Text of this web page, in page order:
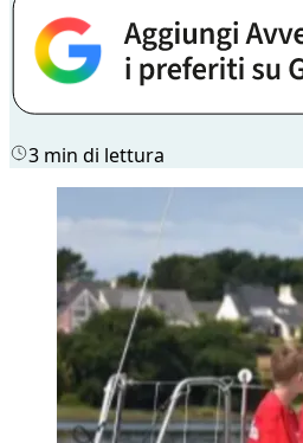
3 min di lettura